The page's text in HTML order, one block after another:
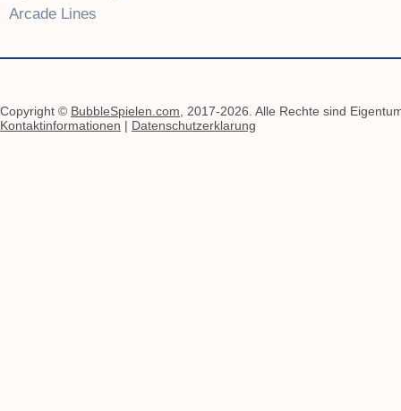
Arcade Lines
Copyright © BubbleSpielen.com , 2017-2026. Alle Rechte sind
Kontaktinformationen | Datenschutzerklarung